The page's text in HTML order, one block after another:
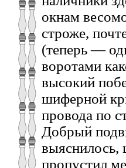
окнам
строже,
(теперь —
воротами
высокий
шиферной
провода по
Добрый
выяснилось,
пропустил